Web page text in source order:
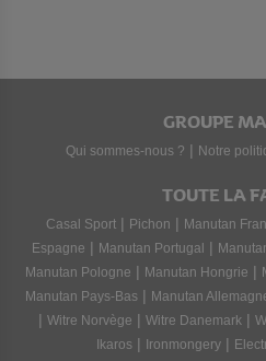
GROUPE
Qui sommes-nous ? | Notre
TOUTE LA
Casal Sport | Pichon | Manutan
Espagne | Manutan Portugal |
Manutan Pologne | Manutan Hongrie |
Manutan Pays-Bas | Manutan
| Witre Norvège | Witre Danemark |
Ikaros | Ironmongery |